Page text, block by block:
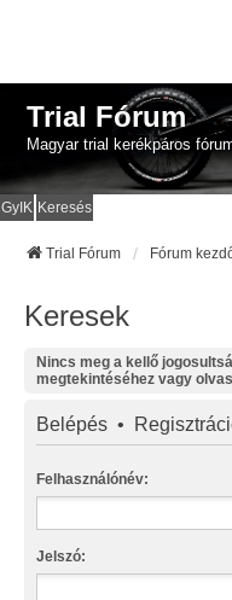
Trial Fórum
Magyar trial kerékpáros
GyIK Keresés
Trial Fórum Fórum
Keresek
Nincs meg a kellő
megtekintéséhez vagy
Belépés •
Felhasználónév:
Jelszó: